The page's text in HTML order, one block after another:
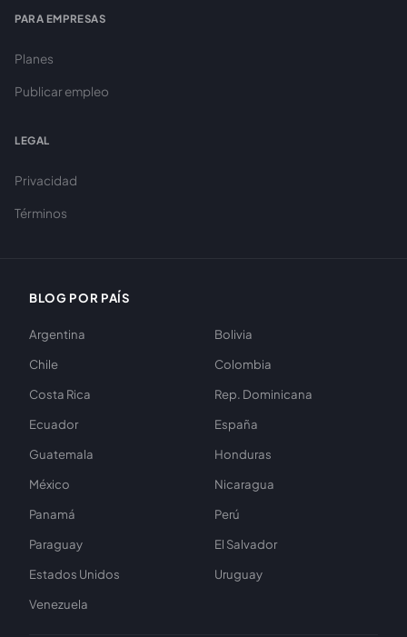
PARA EMPRESAS
Planes
Publicar empleo
LEGAL
Privacidad
Términos
BLOG POR PAÍS
Argentina
Bolivia
Chile
Colombia
Costa Rica
Rep. Dominicana
Ecuador
España
Guatemala
Honduras
México
Nicaragua
Panamá
Perú
Paraguay
El Salvador
Estados Unidos
Uruguay
Venezuela